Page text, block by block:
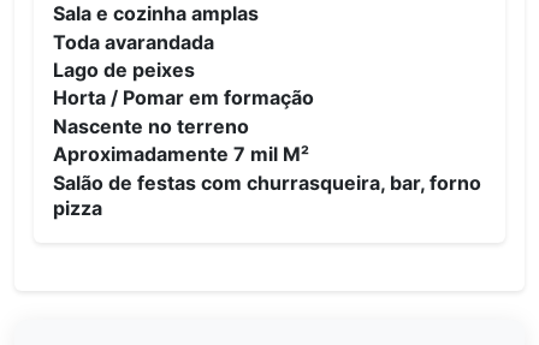
Sala e cozinha amplas
Toda avarandada
Lago de peixes
Horta / Pomar em formação
Nascente no terreno
Aproximadamente 7 mil M²
Salão de festas com churrasqueira, bar, forno
pizza